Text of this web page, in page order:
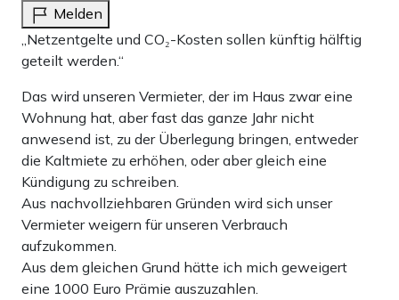
Melden
„Netzentgelte und CO₂-Kosten sollen künftig hälftig
geteilt werden.“
Das wird unseren Vermieter, der im Haus zwar eine
Wohnung hat, aber fast das ganze Jahr nicht
anwesend ist, zu der Überlegung bringen, entweder
die Kaltmiete zu erhöhen, oder aber gleich eine
Kündigung zu schreiben.
Aus nachvollziehbaren Gründen wird sich unser
Vermieter weigern für unseren Verbrauch
aufzukommen.
Aus dem gleichen Grund hätte ich mich geweigert
eine 1000 Euro Prämie auszuzahlen.